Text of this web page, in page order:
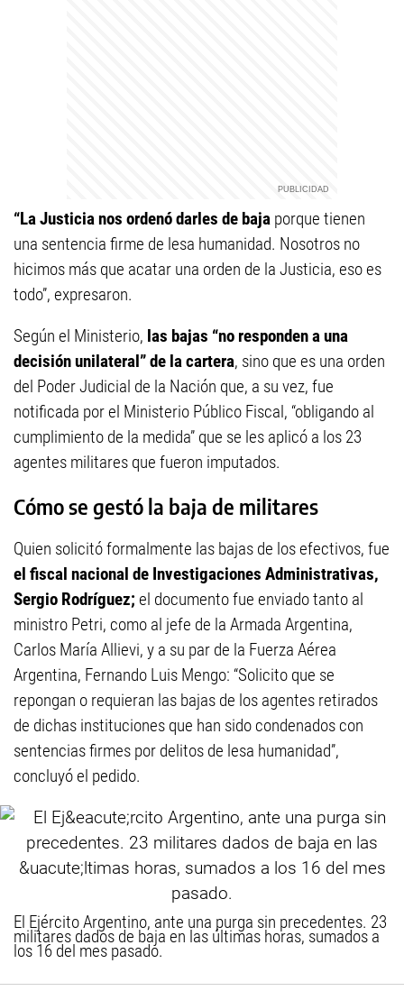
“La Justicia nos ordenó darles de baja porque tienen
una sentencia firme de lesa humanidad. Nosotros no
hicimos más que acatar una orden de la Justicia, eso es
todo”, expresaron.
Según el Ministerio, las bajas “no responden a una
decisión unilateral” de la cartera, sino que es una orden
del Poder Judicial de la Nación que, a su vez, fue
notificada por el Ministerio Público Fiscal, “obligando al
cumplimiento de la medida” que se les aplicó a los 23
agentes militares que fueron imputados.
Cómo se gestó la baja de militares
Quien solicitó formalmente las bajas de los efectivos, fue
el fiscal nacional de Investigaciones Administrativas,
Sergio Rodríguez; el documento fue enviado tanto al
ministro Petri, como al jefe de la Armada Argentina,
Carlos María Allievi, y a su par de la Fuerza Aérea
Argentina, Fernando Luis Mengo: “Solicito que se
repongan o requieran las bajas de los agentes retirados
de dichas instituciones que han sido condenados con
sentencias firmes por delitos de lesa humanidad”,
concluyó el pedido.
El Ejército Argentino, ante una purga sin precedentes. 23
militares dados de baja en las últimas horas, sumados a
los 16 del mes pasado.